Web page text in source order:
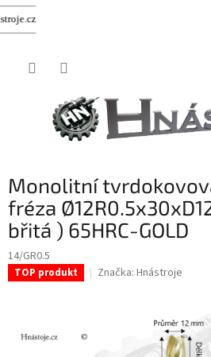
Monolitní
fréza
břitá ) 65HRC-GOLD
14/GR0.5
TOP produkt Značka: Hnástroje